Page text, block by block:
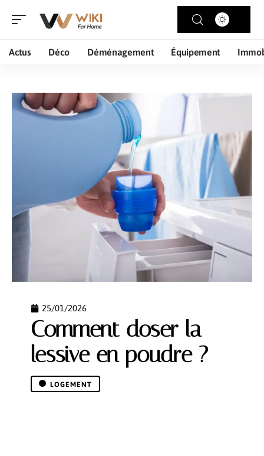
Actus Déco Déménagement Équipement
25/01/2026
Comment doser la
lessive en poudre ?
LOGEMENT